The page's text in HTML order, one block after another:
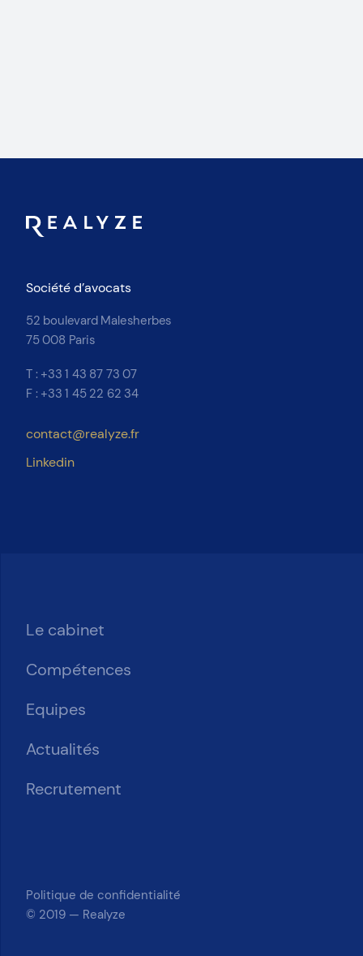
Société d’avocats
52 boulevard Malesherbes
75 008 Paris
T : +33 1 43 87 73 07
F : +33 1 45 22 62 34
contact@realyze.fr
Linkedin
Le cabinet
Compétences
Equipes
Actualités
Recrutement
Politique de confidentialité
© 2019 — Realyze